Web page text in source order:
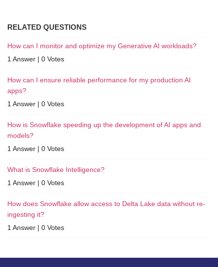
RELATED QUESTIONS
How can I monitor and optimize my Generative AI workloads?
1 Answer | 0 Votes
How can I ensure reliable performance for my production AI
apps?
1 Answer | 0 Votes
How is Snowflake speeding up the development of AI apps and
models?
1 Answer | 0 Votes
What is Snowflake Intelligence?
1 Answer | 0 Votes
How does Snowflake allow access to Delta Lake data without re-
ingesting it?
1 Answer | 0 Votes